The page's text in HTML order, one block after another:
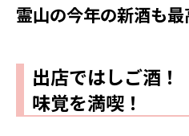
霊山の今年の新酒も最
出店ではしご酒
味覚を満喫！